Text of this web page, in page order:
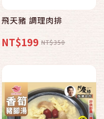
飛天豬 調理肉排
NT$199 NT$350